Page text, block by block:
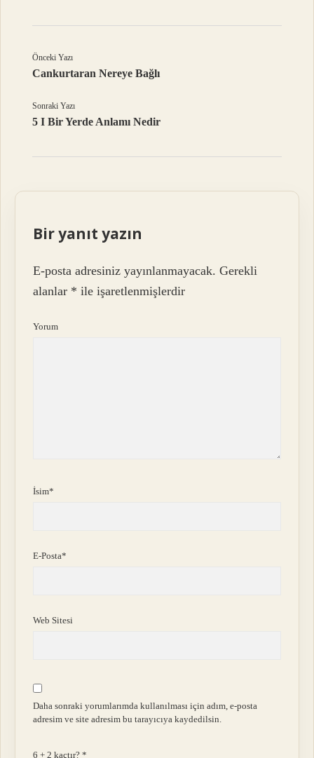
Önceki Yazı
Cankurtaran Nereye Bağlı
Sonraki Yazı
5 I Bir Yerde Anlamı Nedir
Bir yanıt yazın
E-posta adresiniz yayınlanmayacak. Gerekli
alanlar * ile işaretlenmişlerdir
Yorum
İsim*
E-Posta*
Web Sitesi
Daha sonraki yorumlarımda kullanılması için adım, e-posta
adresim ve site adresim bu tarayıcıya kaydedilsin.
6 + 2 kaçtır?*